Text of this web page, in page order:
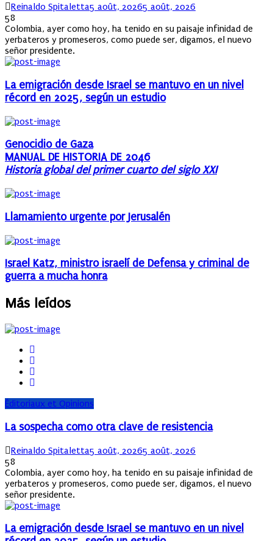
Author
Reinaldo SpitalettaPosted
5 août, 20265 août, 2026
58
Colombia, ayer como hoy, ha tenido en su paisaje infinidad de
yerbateros y promeseros, como puede ser, digamos, el nuevo
señor presidente.
La emigración desde Israel se mantuvo en un nivel
récord en 2025, según un estudio
Genocidio de Gaza
MANUAL DE HISTORIA DE 2046
Historia global del primer cuarto del siglo XXI
Llamamiento urgente por Jerusalén
Israel Katz, ministro israelí de Defensa y criminal de
guerra a mucha honra
Más leídos
Éditoriaux et Opinions
La sospecha como otra clave de resistencia
Author
Reinaldo SpitalettaPosted
5 août, 20265 août, 2026
58
Colombia, ayer como hoy, ha tenido en su paisaje infinidad de
yerbateros y promeseros, como puede ser, digamos, el nuevo
señor presidente.
La emigración desde Israel se mantuvo en un nivel